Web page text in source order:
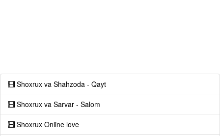
Shoxrux va Shahzoda - Qayt
Shoxrux va Sarvar - Salom
Shoxrux Online love